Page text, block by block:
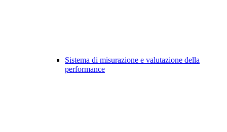
Sistema di misurazione e valutazione della
performance